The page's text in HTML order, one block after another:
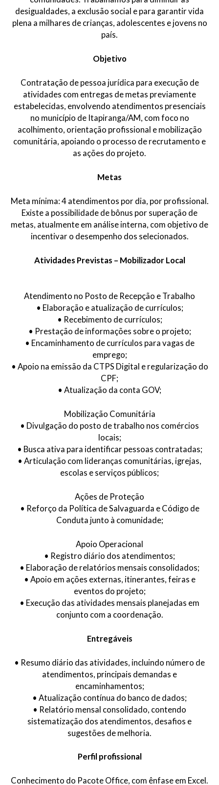
desigualdades, a exclusão social e para garantir vida
plena a milhares de crianças, adolescentes e jovens no
país.
Objetivo
Contratação de pessoa jurídica para execução de
atividades com entregas de metas previamente
estabelecidas, envolvendo atendimentos presenciais
no município de Itapiranga/AM, com foco no
acolhimento, orientação profissional e mobilização
comunitária, apoiando o processo de recrutamento e
as ações do projeto.
Metas
Meta mínima: 4 atendimentos por dia, por profissional.
Existe a possibilidade de bônus por superação de
metas, atualmente em análise interna, com objetivo de
incentivar o desempenho dos selecionados.
Atividades Previstas – Mobilizador Local
Atendimento no Posto de Recepção e Trabalho
• Elaboração e atualização de currículos;
• Recebimento de currículos;
• Prestação de informações sobre o projeto;
• Encaminhamento de currículos para vagas de
emprego;
• Apoio na emissão da CTPS Digital e regularização do
CPF;
• Atualização da conta GOV;
Mobilização Comunitária
• Divulgação do posto de trabalho nos comércios
locais;
• Busca ativa para identificar pessoas contratadas;
• Articulação com lideranças comunitárias, igrejas,
escolas e serviços públicos;
Ações de Proteção
• Reforço da Política de Salvaguarda e Código de
Conduta junto à comunidade;
Apoio Operacional
• Registro diário dos atendimentos;
• Elaboração de relatórios mensais consolidados;
• Apoio em ações externas, itinerantes, feiras e
eventos do projeto;
• Execução das atividades mensais planejadas em
conjunto com a coordenação.
Entregáveis
• Resumo diário das atividades, incluindo número de
atendimentos, principais demandas e
encaminhamentos;
• Atualização contínua do banco de dados;
• Relatório mensal consolidado, contendo
sistematização dos atendimentos, desafios e
sugestões de melhoria.
Perfil profissional
Conhecimento do Pacote Office, com ênfase em Excel.